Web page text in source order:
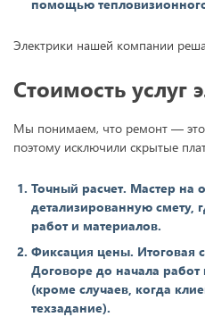
помощью
Электрики нашей компании
Стоимость услуг
Мы понимаем, что ремонт — это
поэтому исключили скрытые
Точный расчет. Мастер на
детализированную смету,
работ и материалов.
Фиксация цены. Итоговая
Договоре до начала работ
(кроме случаев, когда
техзадание).